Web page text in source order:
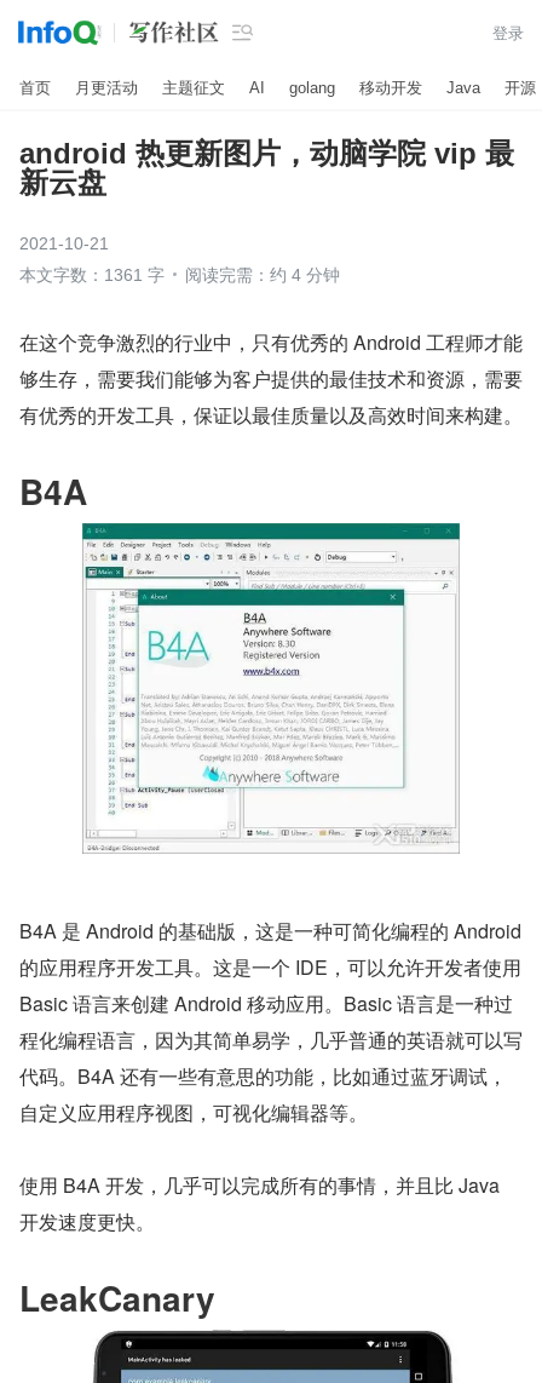
 登录
首页 月更活动 主题征文 AI golang 移动开发 Java 开源
android 热更新图片，动脑学院 vip 最
新云盘
2021-10-21
本文字数：1361 字
阅读完需：约 4 分钟
在这个竞争激烈的行业中，只有优秀的 Android 工程师才能
够生存，需要我们能够为客户提供的最佳技术和资源，需要
有优秀的开发工具，保证以最佳质量以及高效时间来构建。
B4A
B4A 是 Android 的基础版，这是一种可简化编程的 Android
的应用程序开发工具。这是一个 IDE，可以允许开发者使用
Basic 语言来创建 Android 移动应用。Basic 语言是一种过
程化编程语言，因为其简单易学，几乎普通的英语就可以写
代码。B4A 还有一些有意思的功能，比如通过蓝牙调试，
自定义应用程序视图，可视化编辑器等。
使用 B4A 开发，几乎可以完成所有的事情，并且比 Java
开发速度更快。
LeakCanary